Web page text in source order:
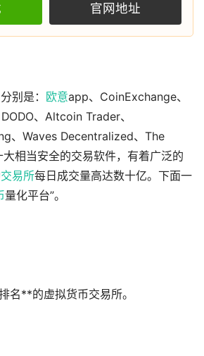
官网地址
别是： 欧意app、CoinExchange、
、Altcoin Trader、
、Waves Decentralized、The
相当安全的交易软件，有着广泛的
交易所每日成交量高达数十亿。下面一
量化平台”。
名**的虚拟货币交易所。